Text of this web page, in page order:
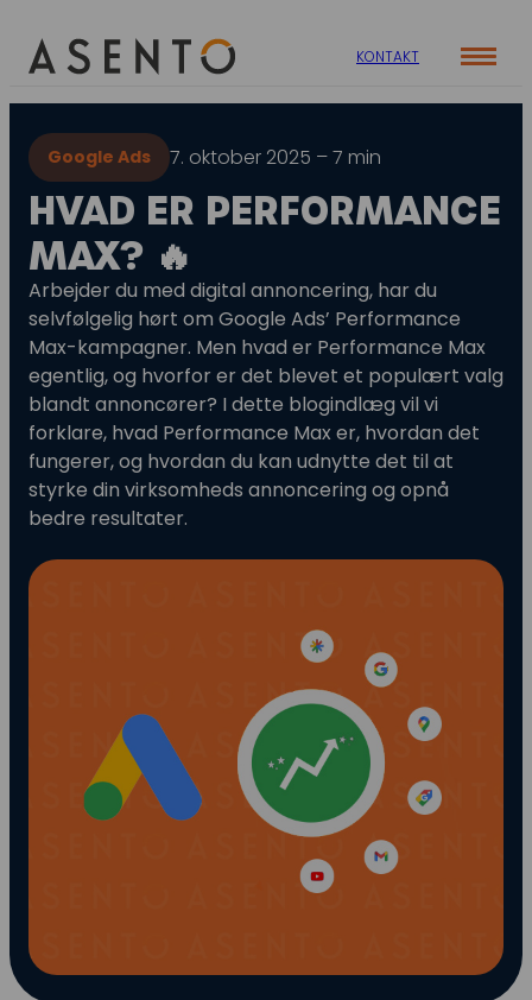
KONTAKT
Cases
Specialer
ORGANIC SEARCH
SEO
GEO
Programmatic SEO
FÅ KORTLAGT DIN AI SYNLIGHED
PAID SOCIAL
Meta annoncering
Snapchat annoncering
PAID SEARCH
Google Ads
Bing Ads
Viden
Blog
Webinar
Whitepapers
Om os
Mød teamet
Karriere
Nyhedsbrev
Google Ads 7. oktober 2025 – 7 min
HVAD ER PERFORMANCE
MAX? 🔥
Arbejder du med digital annoncering, har du
selvfølgelig hørt om Google Ads’ Performance
Max-kampagner. Men hvad er Performance Max
egentlig, og hvorfor er det blevet et populært valg
blandt annoncører? I dette blogindlæg vil vi
forklare, hvad Performance Max er, hvordan det
fungerer, og hvordan du kan udnytte det til at
styrke din virksomheds annoncering og opnå
bedre resultater.